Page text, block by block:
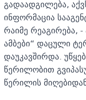
გადაადგილება,
ინფორმაცია
რაიმე რეაგირება, -
ამბები“ დაცული
დაუკავშირდა.
წერილობით
წერილის